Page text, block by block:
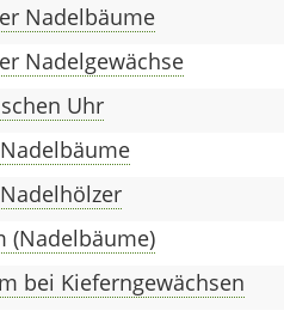
Nadelbäume
Nadelgewächse
Uhr
(Nadelbäume)
bei Kieferngewächsen